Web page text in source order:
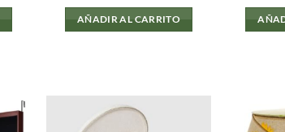
AÑADIR AL CARRITO